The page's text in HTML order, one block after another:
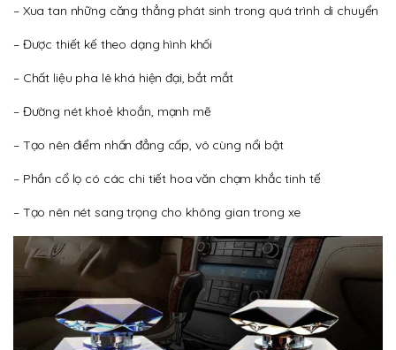
– Xua tan những căng thẳng phát sinh trong quá trình di chuyển
– Được thiết kế theo dạng hình khối
– Chất liệu pha lê khá hiện đại, bắt mắt
– Đường nét khoẻ khoắn, mạnh mẽ
– Tạo nên điểm nhấn đẳng cấp, vô cùng nổi bật
– Phần cổ lọ có các chi tiết hoa văn chạm khắc tinh tế
– Tạo nên nét sang trọng cho không gian trong xe